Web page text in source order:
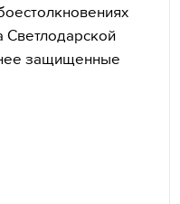
Светлодарской
защищенные